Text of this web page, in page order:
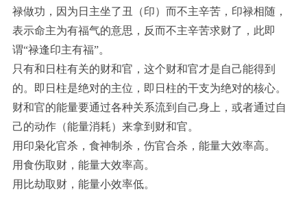
禄做功，因为日主坐了丑（印）而不主辛苦，印禄相随，
表示命主为有福气的意思，反而不主辛苦求财了，此即
谓“禄逢印主有福”。
只有和日柱有关的财和官，这个财和官才是自己能得到
的。即日柱是绝对的主位，即日柱的干支为绝对的核心。
财和官的能量要通过各种关系流到自己身上，或者通过自
己的动作（能量消耗）来拿到财和官。
用印枭化官杀，食神制杀，伤官合杀，能量大效率高。
用食伤取财，能量大效率高。
用比劫取财，能量小效率低。